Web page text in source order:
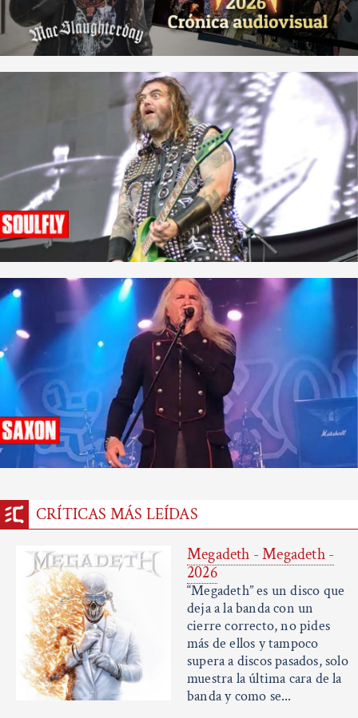
CRÍTICAS MÁS LEÍDAS
Megadeth - Megadeth -
2026
“Megadeth” es un disco que
deja a la banda con un
cierre correcto, no pides
más de ellos y tampoco
supera a discos pasados, solo
muestra la última cara de la
banda y como se...